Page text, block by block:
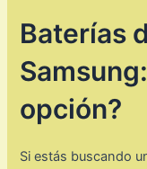
Baterías
opción?
Si estás buscando